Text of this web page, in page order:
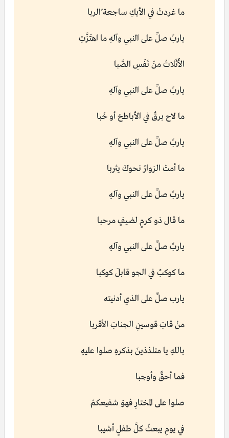
ما غردتْ في الأيكِ ساجعة ُالربا
ياربِّ صلِّ على النبي وآلهِ ما اهتَزَّتِ
الأَثَلاتُ منْ نَفَسِ الصَّبا
ياربِّ صلِّ على النبي وآلهِ
ما لاح برقٌ في الأباطحَ أو خَبا
ياربِّ صلِّ على النبي وآلهِ
ما أمتْ الزوارُ نحوكَ يثربا
ياربِّ صلِّ على النبي وآلهِ
ما قال ذو كرمٍ لضيفٍ مرحبا
ياربِّ صلِّ على النبي وآلهِ
ما كوكبٌ في الجو قابلَ كوكبا
يارب صلِّ على الذي أدنيته
منْ قابَ قوسينِ الجنابَ الأقربا
باللهِ يا متلذذينَ بذكرهِ صلوا عليهِ
فما أحقَّ وأوجبا
صلوا على المختارِ فهوَ شفيعكمْ
في يومِ يبعثُ كلَّ طفلٍ أشيبا